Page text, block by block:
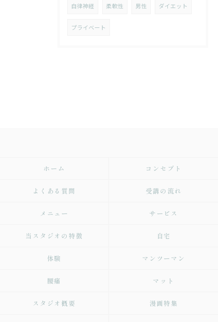
自律神経 柔軟性 男性 ダイエット
プライベート
ホーム コンセプト
よくある質問 受講の流れ
メニュー サービス
当スタジオの特徴 自宅
体験 マンツーマン
腰痛 マット
スタジオ概要 漫画特集